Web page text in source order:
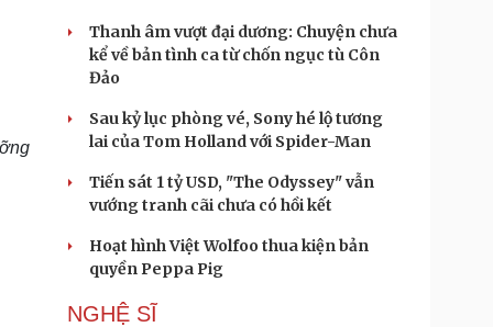
Cửa sổ tình yêu
Kể chuyện cho bé
Hạt giống tâm hồn
Thanh âm vượt đại dương: Chuyện chưa
kể về bản tình ca từ chốn ngục tù Côn
Đảo
Sau kỷ lục phòng vé, Sony hé lộ tương
lai của Tom Holland với Spider-Man
Tiến sát 1 tỷ USD, "The Odyssey" vẫn
vướng tranh cãi chưa có hồi kết
Hoạt hình Việt Wolfoo thua kiện bản
quyền Peppa Pig
NGHỆ SĨ